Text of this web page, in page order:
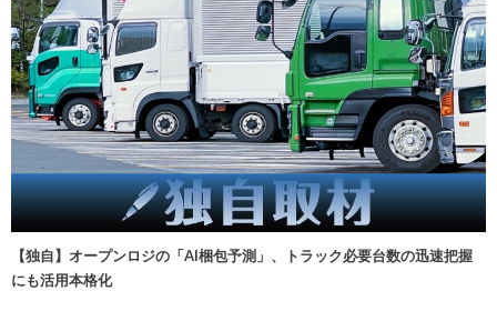
【独自】オープンロジの「AI梱包予測」、トラック必要台数の迅速把握
にも活用本格化